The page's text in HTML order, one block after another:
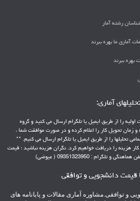
رشته آمار
آماری ما بهره ببرند
بهره ببرند
آماری:
را از طریق ایمیل یا تلگرام ارسال می کنید و گروه
و زمان تحویل کار را اعلام کرده و در صورت موافقت شما ،
تحلیلها را از طریق ایمیل یا تلگرام ارسال می کنیم. **
هزینه را دریافت خواهیم کرد. نگران هزینه نباشید ؛ قیمت
: 09351323950 ( عیوضی)
قیمت دانشجویی و توافقی
و توافقی.مشاوره آماری مقالات و پایانامه های